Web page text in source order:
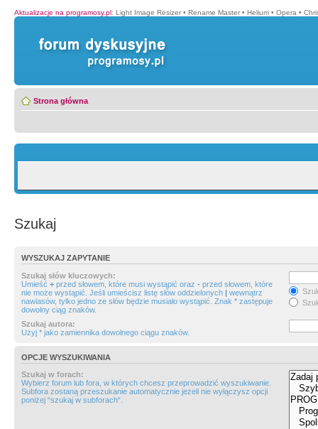
Aktualizacje na programosy.pl: Light Image Resizer • Rename Master • Helium • Opera •
Strona główna
Szukaj
WYSZUKAJ ZAPYTANIE
Szukaj słów kluczowych:
Umieść + przed słowem, które musi wystąpić oraz - przed słowem, które
nie może wystąpić. Jeśli umieścisz listę słów oddzielonych | wewnątrz
nawiasów, tylko jedno ze słów będzie musiało wystąpić. Znak * zastępuje
dowolny ciąg znaków.
Szukaj autora:
Użyj * jako zamiennika dowolnego ciągu znaków.
OPCJE WYSZUKIWANIA
Szukaj w forach:
Wybierz forum lub fora, w których chcesz przeprowadzić wyszukiwanie.
Subfora zostaną przeszukanie automatycznie jeżeli nie wyłączysz opcji
poniżej “szukaj w subforach“.